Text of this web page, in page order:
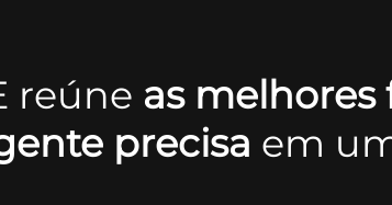
reúne as
precisa em